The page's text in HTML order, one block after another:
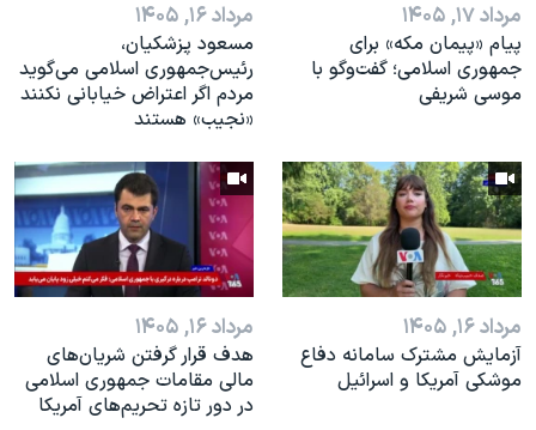
مرداد ۱۷, ۱۴۰۵
پیام «پیمان مکه» برای
جمهوری اسلامی؛ گفت‌وگو با
موسی شریفی
مرداد ۱۶, ۱۴۰۵
مسعود پزشکیان،
رئيس‌جمهوری اسلامی می‌گوید
مردم اگر اعتراض خیابانی نکنند
«نجیب» هستند
مرداد ۱۶, ۱۴۰۵
آزمایش مشترک سامانه دفاع
موشکی آمریکا و اسرائیل
مرداد ۱۶, ۱۴۰۵
هدف قرار گرفتن شریان‌های
مالی مقامات جمهوری اسلامی
در دور تازه تحریم‌های آمریکا